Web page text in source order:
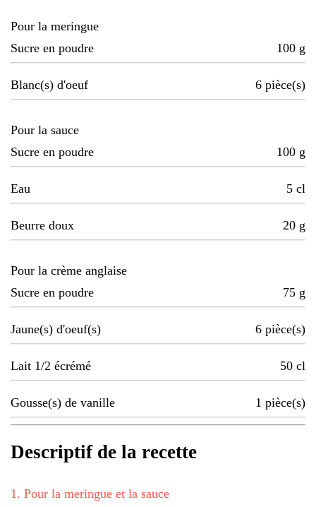
Pour la meringue
Sucre en poudre
100 g
Blanc(s) d'oeuf 6 pièce(s)
Pour la sauce
Sucre en poudre
100 g
Eau 5 cl
Beurre doux 20 g
Pour la crème anglaise
Sucre en poudre
75 g
Jaune(s) d'oeuf(s) 6 pièce(s)
Lait 1/2 écrémé 50 cl
Gousse(s) de vanille 1 pièce(s)
Descriptif de la recette
1 . Pour la meringue et la sauce